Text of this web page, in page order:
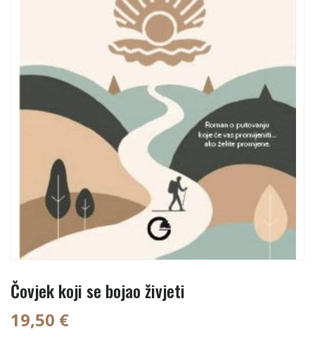
Čovjek koji se bojao živjeti
19,50 €